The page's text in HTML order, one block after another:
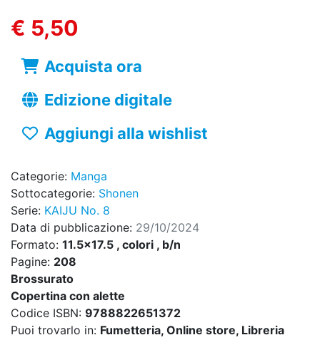
€ 5,50
Acquista ora
Edizione digitale
Aggiungi alla wishlist
Categorie: Manga
Sottocategorie: Shonen
Serie: KAIJU No. 8
Data di pubblicazione: 29/10/2024
Formato: 11.5x17.5 , colori , b/n
Pagine: 208
Brossurato
Copertina con alette
Codice ISBN: 9788822651372
Puoi trovarlo in: Fumetteria, Online store, Libreria